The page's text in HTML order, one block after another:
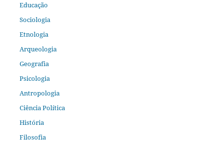
Educação
Sociologia
Etnologia
Arqueologia
Geografia
Psicologia
Antropologia
Ciência Política
História
Filosofia